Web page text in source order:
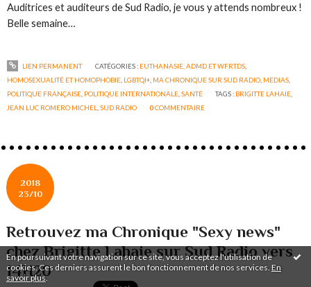
En poursuivant votre navigation sur ce site, vous acceptez l'utilisation de
cookies. Ces derniers assurent le bon fonctionnement de nos services. En
savoir plus.
Auditrices et auditeurs de Sud Radio, je vous y attends nombreux !
Belle semaine…
LIEN PERMANENT CATÉGORIES : EUTHANASIE, ADMD ET WFRTDS,
HOMOSEXUALITÉ ET HOMOPHOBIE LGBTQI+ MA CHRONIQUE SUR SUD RADIO MEDIAS
POLITIQUE FRANÇAISE POLITIQUE INTERNATIONALE ,SANTÉ TAGS : BRIGITTE LAHAIE
JEAN LUC ROMERO MICHEL ,SUD RADIO 0COMMENTAIRE
2018
23/10
Retrouvez ma Chronique "Sexy news"
chez Brigitte Lahaie sur Sud Radio vers
14H20